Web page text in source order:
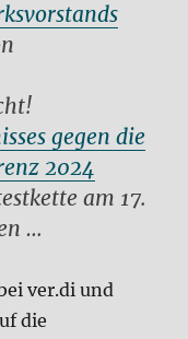
gegen die
2024
am 17.
…
ver.di und
die